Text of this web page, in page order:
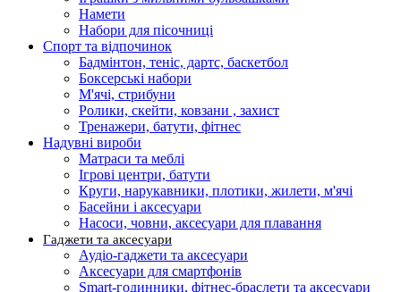
Намети
Набори для пісочниці
Спорт та відпочинок
Бадмінтон, теніс, дартс, баскетбол
Боксерські набори
М'ячі, стрибуни
Ролики, скейти, ковзани , захист
Тренажери, батути, фітнес
Надувні вироби
Матраси та меблі
Ігрові центри, батути
Круги, нарукавники, плотики, жилети, м'ячі
Басейни і аксесуари
Насоси, човни, аксесуари для плавання
Гаджети та аксесуари
Аудіо-гаджети та аксесуари
Аксесуари для смартфонів
Smart-годинники, фітнес-браслети та аксесуари